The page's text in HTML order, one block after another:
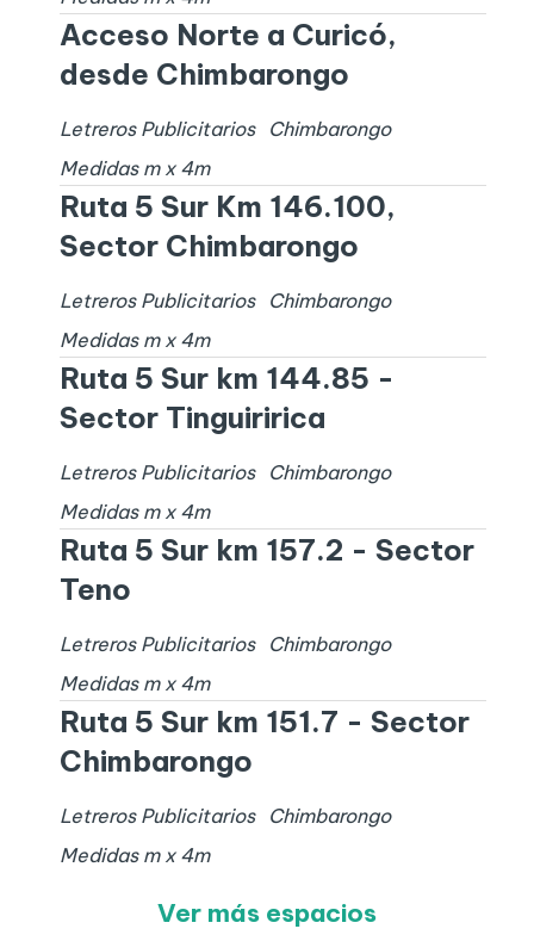
Acceso Norte a Curicó,
desde Chimbarongo
Letreros Publicitarios
Chimbarongo
Medidas m x 4m
Ruta 5 Sur Km 146.100,
Sector Chimbarongo
Letreros Publicitarios
Chimbarongo
Medidas m x 4m
Ruta 5 Sur km 144.85 -
Sector Tinguiririca
Letreros Publicitarios
Chimbarongo
Medidas m x 4m
Ruta 5 Sur km 157.2 - Sector
Teno
Letreros Publicitarios
Chimbarongo
Medidas m x 4m
Ruta 5 Sur km 151.7 - Sector
Chimbarongo
Letreros Publicitarios
Chimbarongo
Medidas m x 4m
Ver más espacios